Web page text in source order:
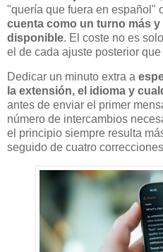
"quería que fuera en español"
cuenta como un turno más
disponible. El coste no es
el de cada ajuste posterior
Dedicar un minuto extra a
la extensión, el idioma y
antes de enviar el primer
número de intercambios
el principio siempre resulta
seguido de cuatro